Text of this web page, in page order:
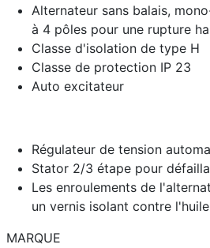
Alternateur sans balais,
à 4 pôles pour une rupture
Classe d'isolation de type H
Classe de protection IP 23
Auto excitateur
Régulateur de tension
Stator 2/3 étape pour
Les enroulements de
un vernis isolant contre
MARQUE